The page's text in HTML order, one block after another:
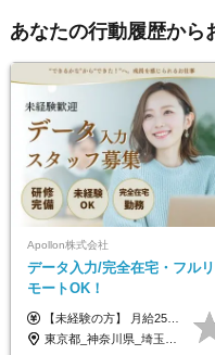
あなたの行動履歴から
Apollon株式会社
データ入力/完全在宅・フルリ
モートOK！
【未経験の方】 月給25.5万円以上＋各種手当 【事務経験3年以上の方】 月給28万円以上＋各種手当 ※経験・スキル・年齢を考慮の上、決定します ※試用期間：3ヶ月(雇用形態は正社員、給与・待遇に変更はありません) ※残業代は全額別途支給 ※昇給：年1回（査定あり） ※賞与：年3回（業績に応じて支給） ＼努力がしっかり評価される環境です！／ 「どんなスキルを身につければ昇給できるか」が明確だから、 着実に成長しながら収入アップを目指せます。
東京都_神奈川県_埼玉県_千葉県_大阪府_愛知県_北海道_青森県_岩手県_宮城県_秋田県_山形県_福島県_茨城県_栃木県_群馬県_新潟県_山梨県_長野県_富山県_石川県_福井県_静岡県_岐阜県_三重県_兵庫県_京都府_滋賀県_奈良県_和歌山県_広島県_岡山県_鳥取県_島根県_山口県_徳島県_香川県_愛媛県_高知県_福岡県_熊本県_佐賀県_長崎県_大分県_宮崎県_鹿児島県_沖縄県